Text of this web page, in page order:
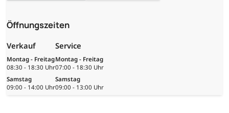
Öffnungszeiten
Verkauf
Montag - Freitag
08:30 - 18:30 Uhr
Samstag
09:00 - 14:00 Uhr
Service
Montag - Freitag
07:00 - 18:30 Uhr
Samstag
09:00 - 13:00 Uhr